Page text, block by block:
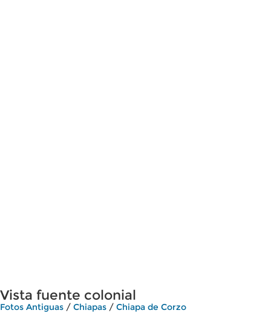
Vista fuente colonial
Fotos Antiguas / Chiapas / Chiapa de Corzo